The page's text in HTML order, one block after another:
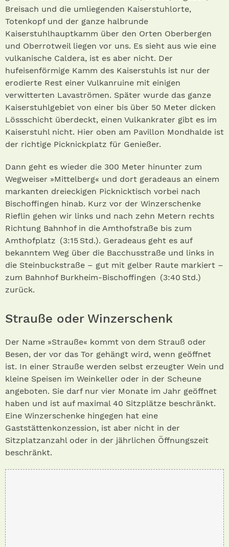
Breisach und die umliegenden Kaiserstuhlorte,
Totenkopf und der ganze halbrunde
Kaiserstuhlhauptkamm über den Orten Oberbergen
und Oberrotweil liegen vor uns. Es sieht aus wie eine
vulkanische Caldera, ist es aber nicht. Der
hufeisenförmige Kamm des Kaiserstuhls ist nur der
erodierte Rest einer Vulkanruine mit einigen
verwitterten Lavaströmen. Später wurde das ganze
Kaiserstuhlgebiet von einer bis über 50 Meter dicken
Lössschicht überdeckt, einen Vulkankrater gibt es im
Kaiserstuhl nicht. Hier oben am Pavillon Mondhalde ist
der richtige Picknickplatz für Genießer.
Dann geht es wieder die 300 Meter hinunter zum
Wegweiser »Mittelberg« und dort geradeaus an einem
markanten dreieckigen Picknicktisch vorbei nach
Bischoffingen hinab. Kurz vor der Winzerschenke
Rieflin gehen wir links und nach zehn Metern rechts
Richtung Bahnhof in die Amthofstraße bis zum
Amthofplatz (3:15 Std.) . Geradeaus geht es auf
bekanntem Weg über die Bacchusstraße und links in
die Steinbuckstraße – gut mit gelber Raute markiert –
zum Bahnhof Burkheim-Bischoffingen (3:40 Std.)
zurück.
Strauße oder Winzerschenk
Der Name »Strauße« kommt von dem Strauß oder
Besen, der vor das Tor gehängt wird, wenn geöffnet
ist. In einer Strauße werden selbst erzeugter Wein und
kleine Speisen im Weinkeller oder in der Scheune
angeboten. Sie darf nur vier Monate im Jahr geöffnet
haben und ist auf maximal 40 Sitzplätze beschränkt.
Eine Winzerschenke hingegen hat eine
Gaststättenkonzession, ist aber nicht in der
Sitzplatzanzahl oder in der jährlichen Öffnungszeit
beschränkt.